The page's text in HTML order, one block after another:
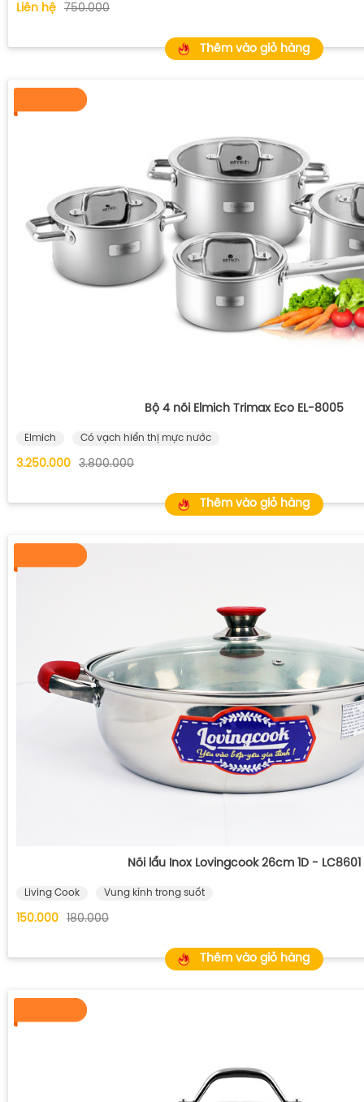
Liên hệ 750.000
Thêm vào giỏ hàng
Bộ 4 nồi Elmich Trimax Eco EL-8005
Elmich Có vạch hiển thị mực nước
3.250.000 3.800.000
Thêm vào giỏ hàng
Nồi lẩu Inox Lovingcook 26cm 1D - LC8601
Living Cook Vung kính trong suốt
150.000 180.000
Thêm vào giỏ hàng